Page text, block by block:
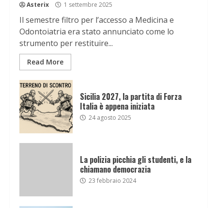
Asterix 1 settembre 2025
Il semestre filtro per l’accesso a Medicina e
Odontoiatria era stato annunciato come lo
strumento per restituire...
Read More
Sicilia 2027, la partita di Forza
Italia è appena iniziata
24 agosto 2025
La polizia picchia gli studenti, e la
chiamano democrazia
23 febbraio 2024